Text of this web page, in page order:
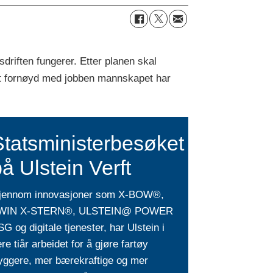
fungerer. Etter planen skal
med jobben mannskapet har
Ulstein Verft
innovasjoner som X-BOW®,
X-STERN®, ULSTEIN@ POWER
og digitale tjenester, har Ulstein i
tiår arbeidet for å gjøre fartøy
mer bærekraftige og mer